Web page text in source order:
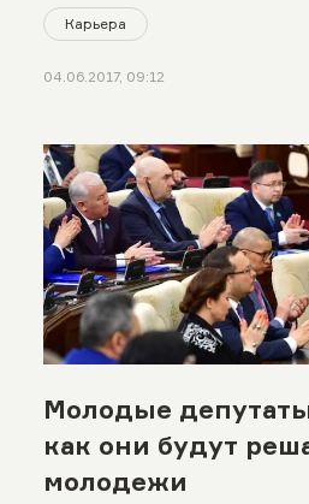
Карьера
04.06.2017, 09:12
Молодые
как они будут
молодежи